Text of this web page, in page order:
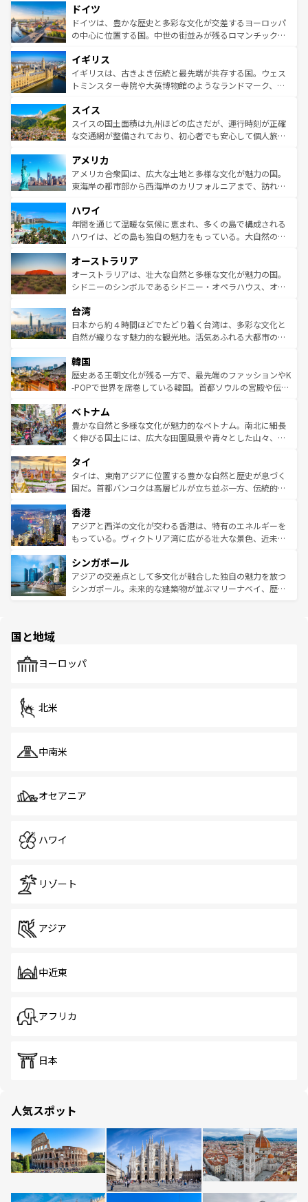
せる。地方によって風土や気候が異なるスペインはその個
性で訪れる人を魅了する。 なお、新着のスペイン情報は コ
ンテンツ一覧を参照してほしい。
で、幅広い魅力が詰まっている。華麗な宮殿、歴史的な大
聖堂、美しいビーチ、そして豊かな自然が、訪れる者を心
から魅了する。また、フランスは美食の国としても知ら
いる。シャンパンの発祥地であるランス、プロヴァンスの
香り高いラベンダー畑など、多彩な楽しみ方が可能だ。さ
らに、パリ以外の地域にも魅力が溢れており、どの街角に
れる地方に足を運ぶとそれぞれで全く異なる文化を体験で
きるだろう。 なお、新着のフランス情報はコンテンツ一覧
を参照してほしい。
ドイツ
ドイツは、豊かな歴史と多彩な文化が交差するヨーロッパ
の中心に位置する国。中世の街並みが残るロマンチック街
顔を持つこの国は、どこを歩いても飽きることがない。ベ
ルリンの文化的活気、バイエルン州のアルプスの絶景、そ
してライン川沿いのワイン畑といった風景は必見。ビール
は、お酒好きな人にはぜひ体験してほしい。 なお、新着の
ドイツ情報はコンテンツ一覧を参照してほしい。
イギリス
イギリスは、古きよき伝統と最先端が共存する国。ウェス
トミンスター寺院や大英博物館のようなランドマーク、歴
リアごとに異なる魅力がある。また、優雅なアフタヌーン
ティー、ビール好きにはたまらない英国パブ、サッカー観
戦など、本場だからこそできる体験も豊富。イギリスを旅
ンツ一覧を参照してほしい。
スイス
スイスの国土面積は九州ほどの広さだが、運行時刻が正確
な交通網が整備されており、初心者でも安心して個人旅行
の建物がそのまま残る町や、スイスならではのユニークな
博物館もあり、アルプス観光だけでなく町歩きも満喫する
ことができる。国民の所得が高いため物価も高いが、旅行
ば市内交通費無料で観光を楽しむこともできる。 なお、新
着のスイス情報はコンテンツ一覧 を参照してほしい。
アメリカ
アメリカ合衆国は、広大な土地と多様な文化が魅力の国。
東海岸の都市部から西海岸のカリフォルニアまで、訪れる
のような巨大都市は、観光、ショッピング、エンターテイ
ンメントが詰まった刺激的なスポットだ。一方、アメリカ
西部には大自然が広がり、グランドキャニオンやイエロー
部のニューオーリンズでは、音楽と美食が融合した独特の
文化が魅力。旅行者はアメリカの各地域で異なる魅力を楽
しみながら、その多様性と豊かな歴史を感じることができ
ならではの贅沢な旅のスタイルだ。 なお、新着のアメリカ
情報はコンテンツ一覧を参照してほしい。
ハワイ
年間を通じて温暖な気候に恵まれ、多くの島で構成される
ハワイは、どの島も独自の魅力をもっている。大自然の神
ワイ島は見逃せない。また、定番の観光地といえばオアフ
島だが、静かな自然を求めるならマウイ島やカウアイ島が
おすすめ。エメラルドグリーンに輝く海をはじめ、豊かな
れるおもてなしの心で訪れる人々を迎えてくれるハワイの
人々、おいしいローカルフードやハワイアンミュージッ
ク、伝統的なフラダンスなど、すべてがハワイの魅力を彩
ワイを、存分に味わってほしい。 なお、新着のハワイ情報
はコンテンツ一覧を参照してほしい。
オーストラリア
オーストラリアは、壮大な自然と多様な文化が魅力の国。
シドニーのシンボルであるシドニー・オペラハウス、オー
リアリーフや大陸中央部にそびえるウルル（エアーズロッ
ク）、タスマニアの美しい原生林やケアンズの熱帯雨林な
ど、見どころがたくさん。また、カフェやワイン、オージ
いる。アクティビティも充実しており、サーフィンやダイ
ビング、ハイキングなど、アウトドア好きにはたまらな
い。オーストラリアの多彩な魅力を存分に味わいつくそ
参照してほしい。
台湾
日本から約４時間ほどでたどり着く台湾は、多彩な文化と
自然が織りなす魅力的な観光地。活気あふれる大都市の台
ン）、静ひつな山岳地帯である台湾東部など、都市の喧騒
と山間の静けさが共存しており、訪れる人に新しい発見と
驚きをもたらしてくれる。また、奥深い台湾の食文化も魅
容にもいいと評判のスイーツなど、バラエティ豊かな料理
が味わえる。 なお、新着の台湾情報は コンテンツ一覧を参
照してほしい。
韓国
歴史ある王朝文化が残る一方で、最先端のファッションやK
-POPで世界を席巻している韓国。首都ソウルの宮殿や伝統
き、地方に足を延ばせば四季折々の自然美を楽しむことが
できる。そして、キムチや焼肉、絶品のストリートフード
まで、さまざまな韓国料理が待っている。夜には、韓国な
リティに包まれながら、韓国の多彩な魅力を心ゆくまで味
わってみてほしい。 なお、新着の韓国情報はコンテンツ一
覧を参照してほしい。
ベトナム
豊かな自然と多様な文化が魅力的なベトナム。南北に細長
く伸びる国土には、広大な田園風景や青々とした山々、世
急速な発展と共に伝統が息づく。ハノイの古い町並みやホ
ーチミン市のフランス統治時代の建物も、独特の雰囲気を
醸し出している。また、バラエティの豊かさとおいしさで
とつ。フォーやバインミー、ベトナムコーヒーなどは、ぜ
ひ現地で味わいたい。どの地域を訪れてもあたたかい人々
が旅行者を迎えてくれるので、きっと忘れられない旅にな
参照してほしい。
タイ
タイは、東南アジアに位置する豊かな自然と歴史が息づく
国だ。首都バンコクは高層ビルが立ち並ぶ一方、伝統的な
の活気が交差している。北部ではチェンマイなどの山岳地
帯で自然と触れ合い、南部ではプーケットやクラビの美し
いビーチでリゾート気分を楽しむことができる。タイ料理
激する。気候は一年中温暖で、どの季節にも異なる楽しみ
が待っている。親しみやすいタイの人々、仏教を中心とし
た文化、そして多様な観光資源が、訪れる旅人を魅了し続
香港
アジアと西洋の文化が交わる香港は、特有のエネルギーを
もっている。ヴィクトリア湾に広がる壮大な景色、近未来
み、どこを訪れても感動するはず。観光スポットが密集し
ており、効率よく見どころを回れるのも魅力。息をのむよ
うな絶景から文化的な体験まで、香港を存分に楽しみ尽く
シンガポール
アジアの交差点として多文化が融合した独自の魅力を放つ
シンガポール。未来的な建築物が並ぶマリーナベイ、歴史
で、ホーカーズは地元の風情を楽しめる外せないスポット
国と地域
ヨーロッパ
北米
中南米
オセアニア
ハワイ
リゾート
アジア
中近東
アフリカ
日本
人気スポット